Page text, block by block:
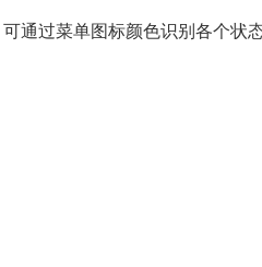
可通过菜单图标颜色识别各个状